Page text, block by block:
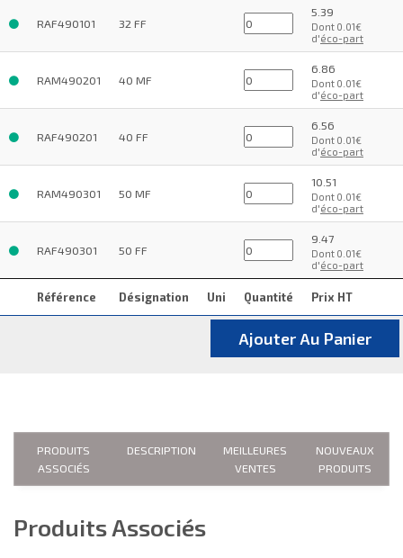
Référence Désignation Uni Quantité Prix HT
RAF490101 32 FF
5.39
Dont 0.01€
d'éco-part
RAM490201 40 MF
6.86
Dont 0.01€
d'éco-part
RAF490201 40 FF
6.56
Dont 0.01€
d'éco-part
RAM490301 50 MF
10.51
Dont 0.01€
d'éco-part
RAF490301 50 FF
9.47
Dont 0.01€
d'éco-part
Ajouter Au Panier
PRODUITS
ASSOCIÉS
DESCRIPTION
MEILLEURES
VENTES
NOUVEAUX
PRODUITS
Produits Associés